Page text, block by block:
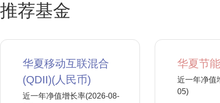
推荐基金
华夏移动互联混合
(QDII)(人民币)
近一年净值增长率(2026-08-
华夏节
近一年净值
05)